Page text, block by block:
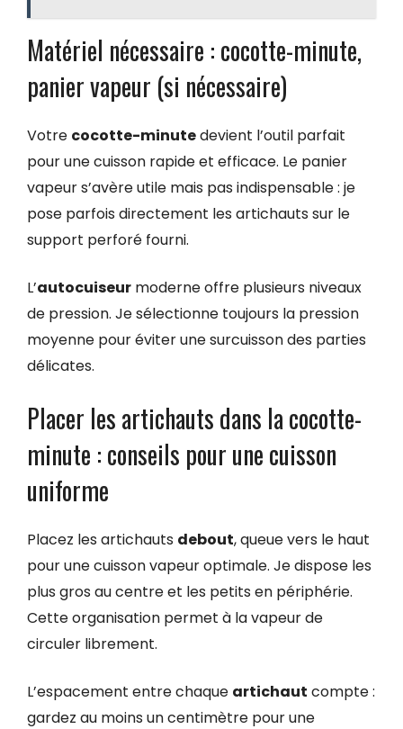
Matériel nécessaire : cocotte-minute,
panier vapeur (si nécessaire)
Votre cocotte-minutedevient l’outil parfait
pour une cuisson rapide et efficace. Le panier
vapeur s’avère utile mais pas indispensable : je
pose parfois directement les artichauts sur le
support perforé fourni.
L’autocuiseur moderne offre plusieurs niveaux
de pression. Je sélectionne toujours la pression
moyenne pour éviter une surcuisson des parties
délicates.
Placer les artichauts dans la cocotte-
minute : conseils pour une cuisson
uniforme
Placez les artichauts debout, queue vers le haut
pour une cuisson vapeur optimale. Je dispose les
plus gros au centre et les petits en périphérie.
Cette organisation permet à la vapeur de
circuler librement.
L’espacement entre chaque artichaut compte :
gardez au moins un centimètre pour une